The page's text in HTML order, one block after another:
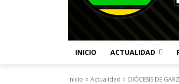
INICIO ACTUALIDAD
Inicio Actualidad DIÓCESIS DE